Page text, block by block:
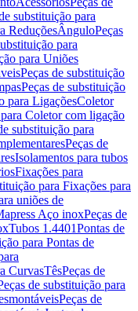
substituição para
ReduçõesÂnguloPeças
para
para Uniões
Peças de substituição
Peças de substituição
para LigaçõesColetor
Coletor com ligação
substituição para
Peças de
Isolamentos para tubos
Fixações para
para Fixações para
uniões de
Aço inoxPeças de
Tubos 1.4401Pontas de
para Pontas de
CurvasTêsPeças de
de substituição para
Peças de